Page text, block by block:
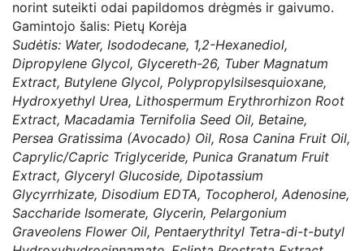
norint suteikti odai papildomos drėgmės ir gaivumo.
Gamintojo šalis: Pietų Korėja
Sudėtis: Water, Isododecane, 1,2-Hexanediol,
Dipropylene Glycol, Glycereth-26, Tuber Magnatum
Extract, Butylene Glycol, Polypropylsilsesquioxane,
Hydroxyethyl Urea, Lithospermum Erythrorhizon Root
Extract, Macadamia Ternifolia Seed Oil, Betaine,
Persea Gratissima (Avocado) Oil, Rosa Canina Fruit Oil,
Caprylic/Capric Triglyceride, Punica Granatum Fruit
Extract, Glyceryl Glucoside, Dipotassium
Glycyrrhizate, Disodium EDTA, Tocopherol, Adenosine,
Saccharide Isomerate, Glycerin, Pelargonium
Graveolens Flower Oil, Pentaerythrityl Tetra-di-t-butyl